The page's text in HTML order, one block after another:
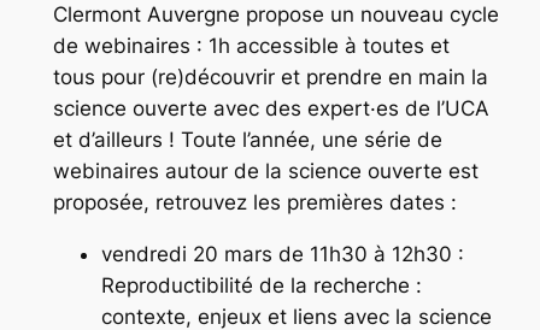
Clermont Auvergne propose un nouveau cycle
de webinaires : 1h accessible à toutes et
tous pour (re)découvrir et prendre en main la
science ouverte avec des expert·es de l’UCA
et d’ailleurs ! Toute l’année, une série de
webinaires autour de la science ouverte est
proposée, retrouvez les premières dates :
vendredi 20 mars de 11h30 à 12h30 :
Reproductibilité de la recherche :
contexte, enjeux et liens avec la science